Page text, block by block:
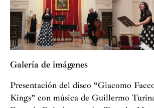
Galería de imágenes
Presentación del disco “Giacomo
Kings” con música de Guillermo